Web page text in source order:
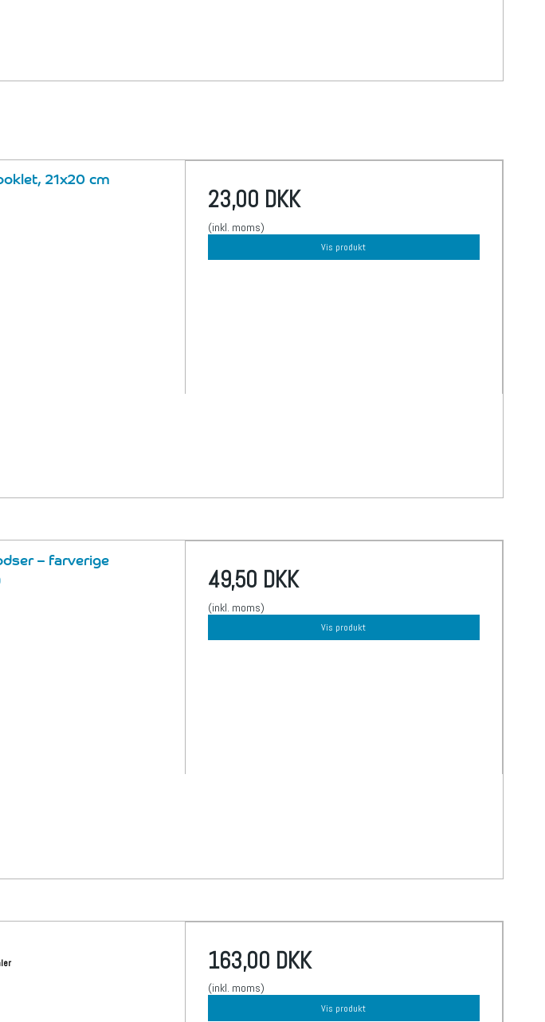
21x20 cm
23,00 DKK
(inkl. moms)
Vis produkt
– farverige
49,50 DKK
(inkl. moms)
Vis produkt
163,00 DKK
(inkl. moms)
Vis produkt